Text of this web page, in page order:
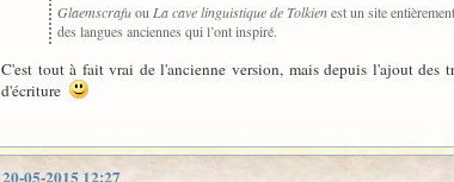
Glaemscrafuou La cave linguistique de Tolkienest un site
des langues anciennes qui l’ont inspiré.
C'est tout à fait vrai de l'ancienne version, mais depuis l'ajout
d'écriture
20-05-2015 12:27